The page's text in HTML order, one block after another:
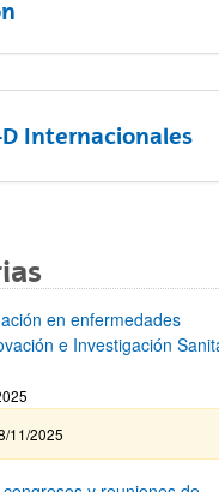
Internacionales
en enfermedades
e Investigación
11/2025